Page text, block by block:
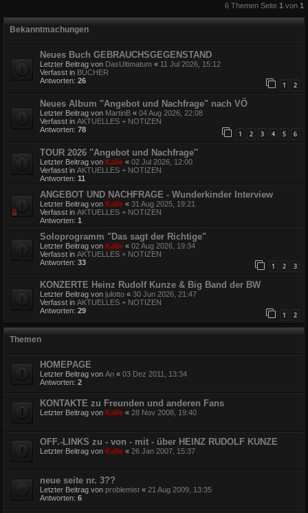
6 Themen Seite 1 von 1
Bekanntmachungen
Neues Buch GEBRAUCHSGEGENSTAND
Letzter Beitrag von DasUltimatum « 11 Jul 2026, 15:12
Verfasst in BÜCHER
Antworten: 26 1 2
Neues Album "Angebot und Nachfrage" nach VÖ
Letzter Beitrag von MartinB « 04 Aug 2026, 22:08
Verfasst in AKTUELLES + NOTIZEN
Antworten: 78 1 2 3 4 5 6
TOUR 2026 "Angebot und Nachfrage″
Letzter Beitrag von Kalle « 02 Jul 2026, 12:00
Verfasst in AKTUELLES + NOTIZEN
Antworten: 11
ANGEBOT UND NACHFRAGE - Wunderkinder Interview
Letzter Beitrag von Kalle « 31 Aug 2025, 19:21
Verfasst in AKTUELLES + NOTIZEN
Antworten: 1
Soloprogramm "Das sagt der Richtige"
Letzter Beitrag von Kalle « 02 Aug 2026, 19:34
Verfasst in AKTUELLES + NOTIZEN
Antworten: 33 1 2 3
KONZERTE Heinz Rudolf Kunze & Big Band der BW
Letzter Beitrag von julotto « 30 Jun 2026, 21:47
Verfasst in AKTUELLES + NOTIZEN
Antworten: 29 1 2
Themen
HOMEPAGE
Letzter Beitrag von An « 03 Dez 2011, 13:34
Antworten: 2
KONTAKTE zu Freunden und anderen Fans
Letzter Beitrag von Kalle « 28 Nov 2008, 19:40
OFF.-LINKS zu - von - mit - über HEINZ RUDOLF KUNZE
Letzter Beitrag von Kalle « 26 Jan 2007, 15:37
neue seite nr. 3??
Letzter Beitrag von problemist « 21 Aug 2009, 13:35
Antworten: 6